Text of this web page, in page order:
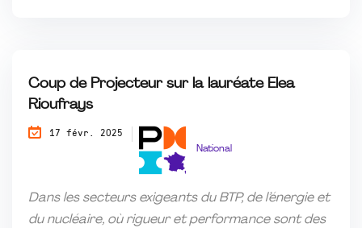
Coup de Projecteur sur la lauréate Elea
Rioufrays
17 févr. 2025
National
Dans les secteurs exigeants du BTP, de l’énergie et
du nucléaire, où rigueur et performance sont des